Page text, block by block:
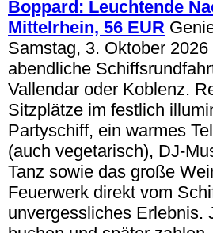
Boppard: Leuchtende
Mittelrhein, 56 EUR
Samstag, 3. Oktober 2026
abendliche
Vallendar oder Koblenz.
Sitzplätze im festlich
Partyschiff, ein warmes
(auch vegetarisch), DJ-
Tanz sowie das große
Feuerwerk direkt vom
unvergessliches Erlebnis.